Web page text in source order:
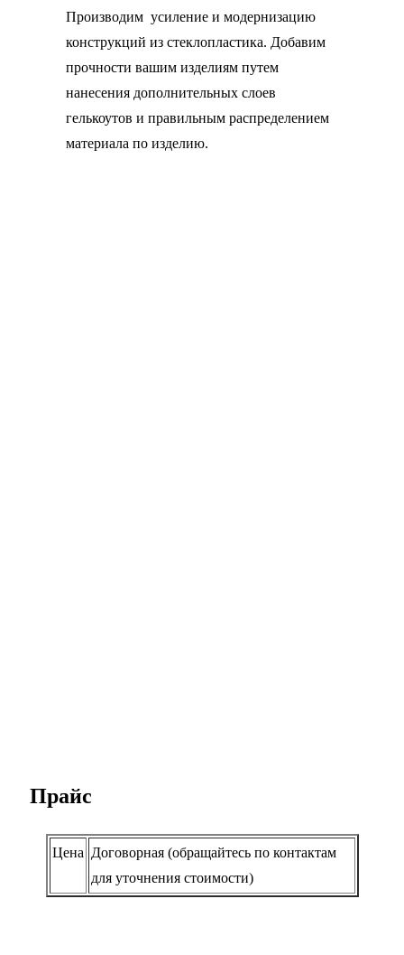
Производим усиление и модернизацию
конструкций из стеклопластика. Добавим
прочности вашим изделиям путем
нанесения дополнительных слоев
гелькоутов и правильным распределением
материала по изделию.
Прайс
Цена Договорная (обращайтесь по контактам
для уточнения стоимости)